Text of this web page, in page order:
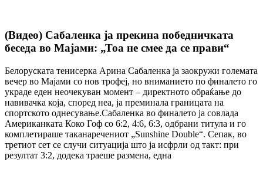
(Видео) Сабаленка ја прекина победничката
беседа во Мајами: „Тоа не смее да се прави“
Белоруската тенисерка Арина Сабаленка ја заокружи големата
вечер во Мајами со нов трофеј, но вниманието по финалето го
украде еден неочекуван момент – директното обраќање до
навивачка која, според неа, ја преминала границата на
спортското однесување.Сабаленка во финалето ја совлада
Американката Коко Гоф со 6:2, 4:6, 6:3, одбрани титула и го
комплетираше таканаречениот „Sunshine Double“. Сепак, во
третиот сет се случи ситуација што ја исфрли од такт: при
резултат 3:2, додека траеше размена, една